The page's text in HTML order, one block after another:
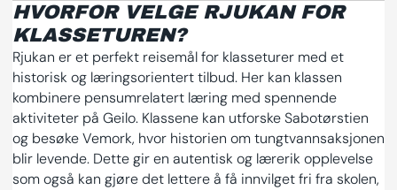
HVORFOR VELGE RJUKAN FOR
KLASSETUREN?
Rjukan er et perfekt reisemål for klasseturer med et
historisk og læringsorientert tilbud. Her kan klassen
kombinere pensumrelatert læring med spennende
aktiviteter på Geilo. Klassene kan utforske Sabotørstien
og besøke Vemork, hvor historien om tungtvannsaksjonen
blir levende. Dette gir en autentisk og lærerik opplevelse
som også kan gjøre det lettere å få innvilget fri fra skolen,